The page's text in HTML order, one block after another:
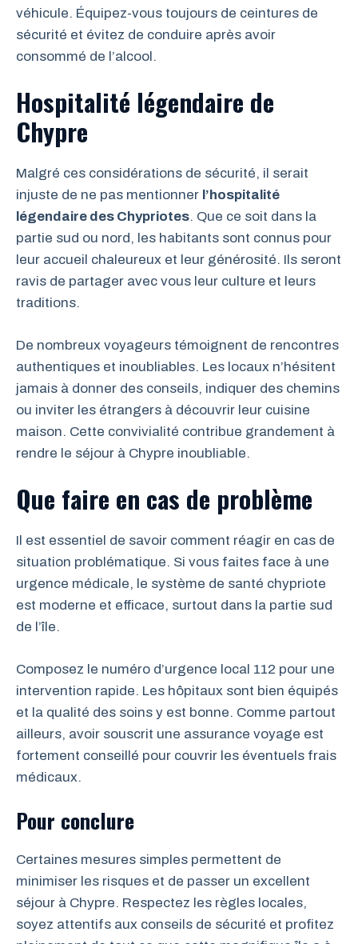
véhicule. Équipez-vous toujours de ceintures de
sécurité et évitez de conduire après avoir
consommé de l’alcool.
Hospitalité légendaire de
Chypre
Malgré ces considérations de sécurité, il serait
injuste de ne pas mentionner l’hospitalité
légendaire des Chypriotes. Que ce soit dans la
partie sud ou nord, les habitants sont connus pour
leur accueil chaleureux et leur générosité. Ils seront
ravis de partager avec vous leur culture et leurs
traditions.
De nombreux voyageurs témoignent de rencontres
authentiques et inoubliables. Les locaux n’hésitent
jamais à donner des conseils, indiquer des chemins
ou inviter les étrangers à découvrir leur cuisine
maison. Cette convivialité contribue grandement à
rendre le séjour à Chypre inoubliable.
Que faire en cas de problème
Il est essentiel de savoir comment réagir en cas de
situation problématique. Si vous faites face à une
urgence médicale, le système de santé chypriote
est moderne et efficace, surtout dans la partie sud
de l’île.
Composez le numéro d’urgence local 112 pour une
intervention rapide. Les hôpitaux sont bien équipés
et la qualité des soins y est bonne. Comme partout
ailleurs, avoir souscrit une assurance voyage est
fortement conseillé pour couvrir les éventuels frais
médicaux.
Pour conclure
Certaines mesures simples permettent de
minimiser les risques et de passer un excellent
séjour à Chypre. Respectez les règles locales,
soyez attentifs aux conseils de sécurité et profitez